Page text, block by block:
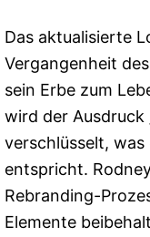
Das aktualisierte
Vergangenheit
sein Erbe zum
wird der Ausdruck
verschlüsselt, was
entspricht.
Rebranding-
Elemente